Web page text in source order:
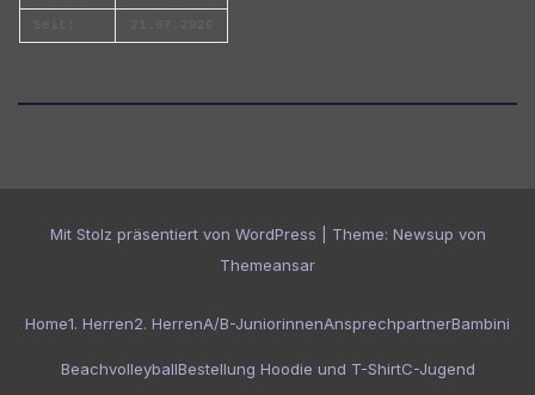
Mit Stolz präsentiert von WordPress Theme: Newsup von
Themeansar
Home1. Herren2. HerrenA/B-JuniorinnenAnsprechpartnerBambini
BeachvolleyballBestellung Hoodie und T-ShirtC-Jugend